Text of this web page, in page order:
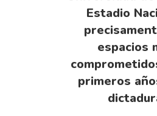
Estadio
espacios
primeros